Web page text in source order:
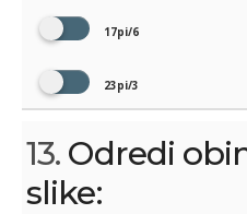
17pi/6
23pi/3
13. Odredi
slike: